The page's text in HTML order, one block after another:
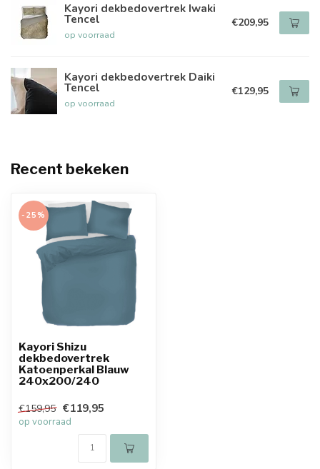
Kayori dekbedovertrek Iwaki
Tencel
op voorraad
€209,95
Kayori dekbedovertrek Daiki
Tencel
op voorraad
€129,95
Recent bekeken
-25%
Kayori Shizu
dekbedovertrek
Katoenperkal Blauw
240x200/240
€159,95 €119,95
op voorraad